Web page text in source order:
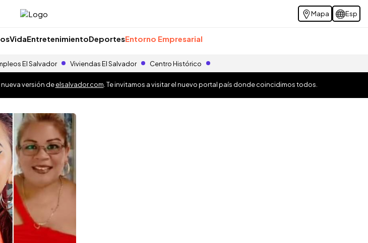
Mapa Esp
VidaEntretenimientoDeportesEntorno Empresarial
El Salvador Viviendas El Salvador Centro Histórico
nueva versión deelsalvador.com . Te invitamos a visitar el nuevo portal país donde coincidimos todos.